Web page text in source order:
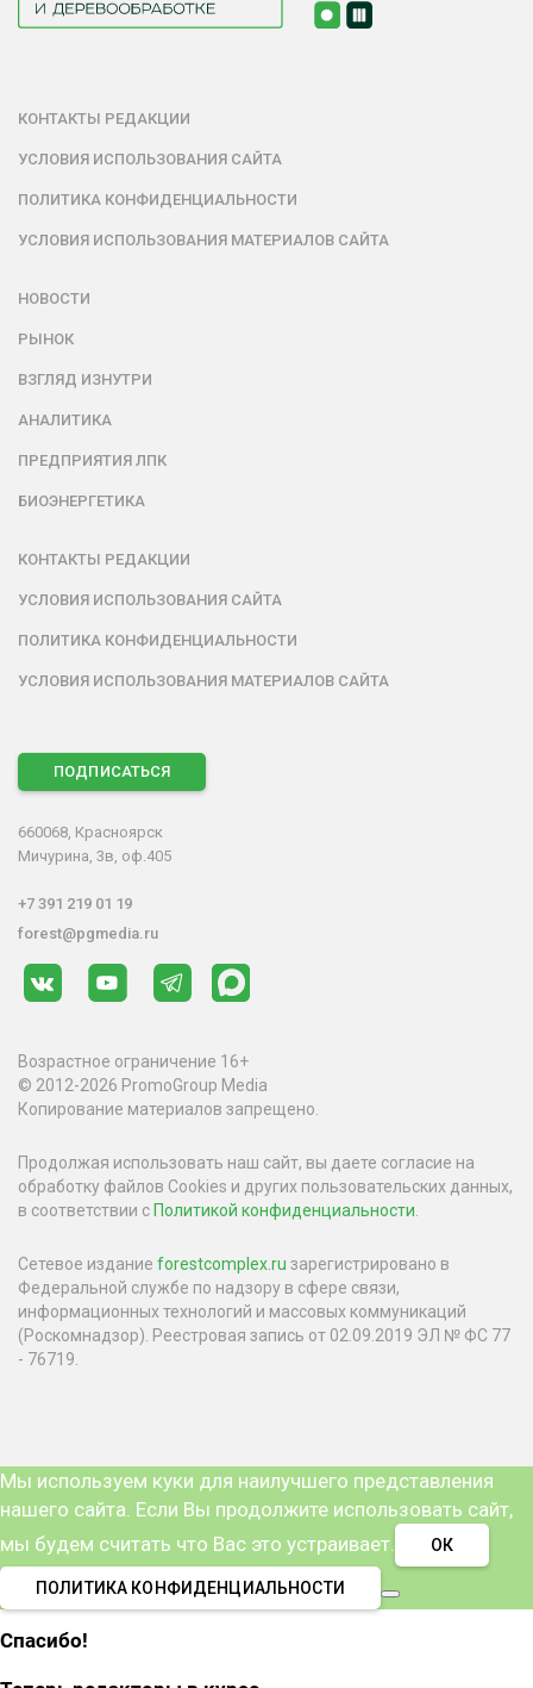
КОНТАКТЫ РЕДАКЦИИ
УСЛОВИЯ ИСПОЛЬЗОВАНИЯ САЙТА
ПОЛИТИКА КОНФИДЕНЦИАЛЬНОСТИ
УСЛОВИЯ ИСПОЛЬЗОВАНИЯ МАТЕРИАЛОВ САЙТА
НОВОСТИ
РЫНОК
ВЗГЛЯД ИЗНУТРИ
АНАЛИТИКА
ПРЕДПРИЯТИЯ ЛПК
БИОЭНЕРГЕТИКА
КОНТАКТЫ РЕДАКЦИИ
УСЛОВИЯ ИСПОЛЬЗОВАНИЯ САЙТА
ПОЛИТИКА КОНФИДЕНЦИАЛЬНОСТИ
УСЛОВИЯ ИСПОЛЬЗОВАНИЯ МАТЕРИАЛОВ САЙТА
ПОДПИСАТЬСЯ
660068, Красноярск
Мичурина, 3в, оф.405
+7 391 219 01 19
forest@pgmedia.ru
Возрастное ограничение 16+
© 2012-2026 PromoGroup Media
Копирование материалов запрещено.
Продолжая использовать наш сайт, вы даете согласие на
обработку файлов Cookies и других пользовательских данных,
в соответствии с Политикой конфиденциальности
Сетевое издание forestcomplex.ru зарегистрировано в
Федеральной службе по надзору в сфере связи,
информационных технологий и массовых коммуникаций
(Роскомнадзор). Реестровая запись от 02.09.2019 ЭЛ № ФС 77
- 76719.
Мы используем куки для наилучшего представления
нашего сайта. Если Вы продолжите использовать сайт,
мы будем считать что Вас это устраивает.
ОК
ПОЛИТИКА КОНФИДЕНЦИАЛЬНОСТИ
Спасибо!